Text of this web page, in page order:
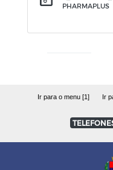
PHARMAPLUS
Ir para o menu [1] Ir